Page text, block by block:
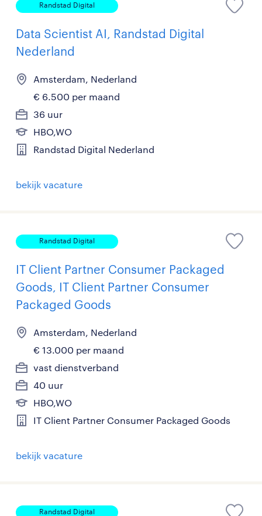
Randstad Digital
Data Scientist AI, Randstad Digital
Nederland
Amsterdam, Nederland
€ 6.500 per maand
36 uur
HBO,WO
Randstad Digital Nederland
bekijk vacature
Randstad Digital
IT Client Partner Consumer Packaged
Goods, IT Client Partner Consumer
Packaged Goods
Amsterdam, Nederland
€ 13.000 per maand
vast dienstverband
40 uur
HBO,WO
IT Client Partner Consumer Packaged Goods
bekijk vacature
Randstad Digital